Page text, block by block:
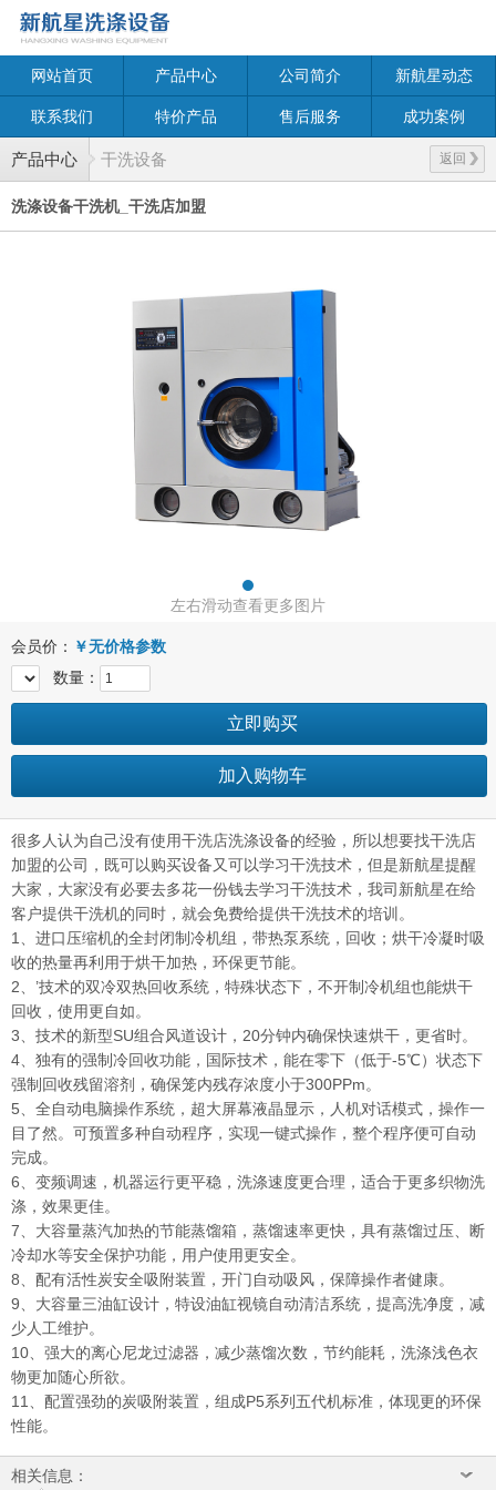
网站首页 产品中心 公司简介 新航星动态
联系我们 特价产品 售后服务 成功案例
产品中心 返回
干洗设备
洗涤设备干洗机_干洗店加盟
左右滑动查看更多图片
会员价： ￥无价格参数
数量：
立即购买
加入购物车
很多人认为自己没有使用干洗店洗涤设备的经验，所以想要找干洗店
加盟的公司，既可以购买设备又可以学习干洗技术，但是新航星提醒
大家，大家没有必要去多花一份钱去学习干洗技术，我司新航星在给
客户提供干洗机的同时，就会免费给提供干洗技术的培训。
1、进口压缩机的全封闭制冷机组，带热泵系统，回收；烘干冷凝时吸
收的热量再利用于烘干加热，环保更节能。
2、’技术的双冷双热回收系统，特殊状态下，不开制冷机组也能烘干
回收，使用更自如。
3、技术的新型SU组合风道设计，20分钟内确保快速烘干，更省时。
4、独有的强制冷回收功能，国际技术，能在零下（低于-5℃）状态下
强制回收残留溶剂，确保笼内残存浓度小于300PPm。
5、全自动电脑操作系统，超大屏幕液晶显示，人机对话模式，操作一
目了然。可预置多种自动程序，实现一键式操作，整个程序便可自动
完成。
6、变频调速，机器运行更平稳，洗涤速度更合理，适合于更多织物洗
涤，效果更佳。
7、大容量蒸汽加热的节能蒸馏箱，蒸馏速率更快，具有蒸馏过压、断
冷却水等安全保护功能，用户使用更安全。
8、配有活性炭安全吸附装置，开门自动吸风，保障操作者健康。
9、大容量三油缸设计，特设油缸视镜自动清洁系统，提高洗净度，减
少人工维护。
10、强大的离心尼龙过滤器，减少蒸馏次数，节约能耗，洗涤浅色衣
物更加随心所欲。
11、配置强劲的炭吸附装置，组成P5系列五代机标准，体现更的环保
性能。
相关信息：